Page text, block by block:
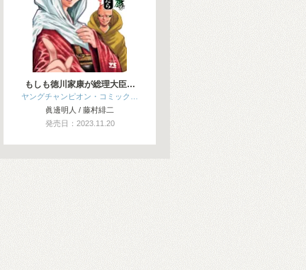
もしも徳川家康が総理大臣…
ヤングチャンピオン・コミック…
眞邊明人 / 藤村緋二
発売日：2023.11.20